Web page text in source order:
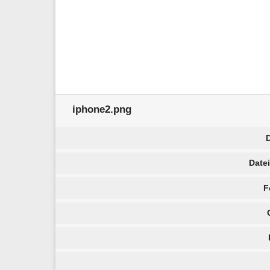
iphone2.png